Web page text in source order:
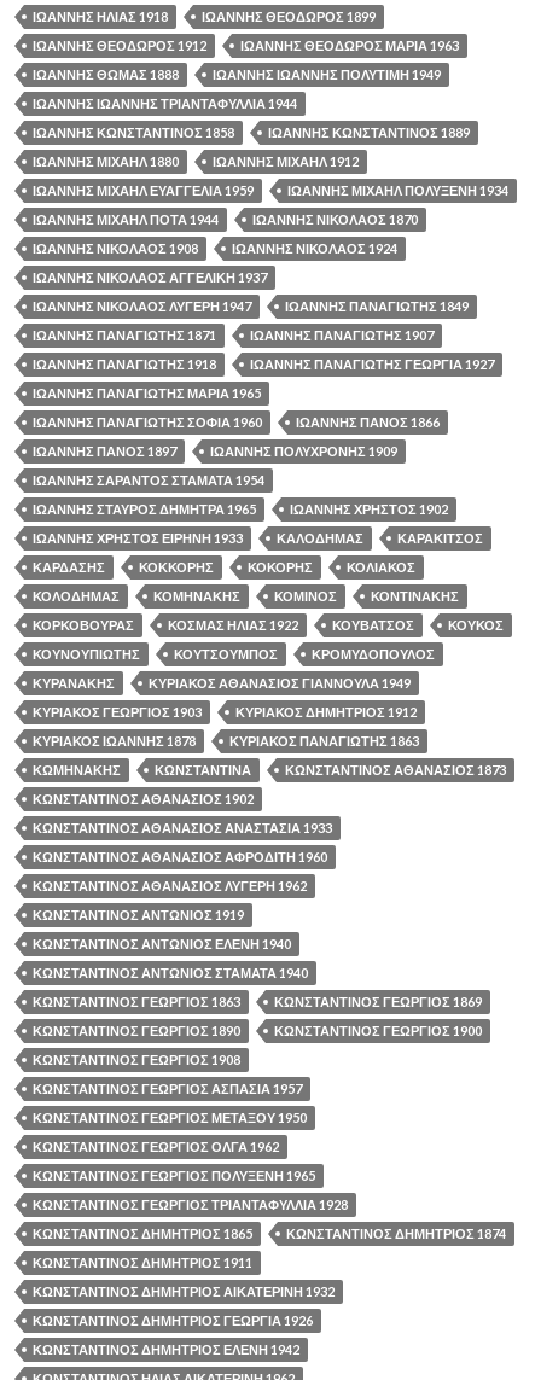
ΙΩΑΝΝΗΣ ΗΛΙΑΣ 1918
ΙΩΑΝΝΗΣ ΘΕΟΔΩΡΟΣ 1899
ΙΩΑΝΝΗΣ ΘΕΟΔΩΡΟΣ 1912
ΙΩΑΝΝΗΣ ΘΕΟΔΩΡΟΣ ΜΑΡΙΑ 1963
ΙΩΑΝΝΗΣ ΘΩΜΑΣ 1888
ΙΩΑΝΝΗΣ ΙΩΑΝΝΗΣ ΠΟΛΥΤΙΜΗ 1949
ΙΩΑΝΝΗΣ ΙΩΑΝΝΗΣ ΤΡΙΑΝΤΑΦΥΛΛΙΑ 1944
ΙΩΑΝΝΗΣ ΚΩΝΣΤΑΝΤΙΝΟΣ 1858
ΙΩΑΝΝΗΣ ΚΩΝΣΤΑΝΤΙΝΟΣ 1889
ΙΩΑΝΝΗΣ ΜΙΧΑΗΛ 1880
ΙΩΑΝΝΗΣ ΜΙΧΑΗΛ 1912
ΙΩΑΝΝΗΣ ΜΙΧΑΗΛ ΕΥΑΓΓΕΛΙΑ 1959
ΙΩΑΝΝΗΣ ΜΙΧΑΗΛ ΠΟΛΥΞΕΝΗ 1934
ΙΩΑΝΝΗΣ ΜΙΧΑΗΛ ΠΟΤΑ 1944
ΙΩΑΝΝΗΣ ΝΙΚΟΛΑΟΣ 1870
ΙΩΑΝΝΗΣ ΝΙΚΟΛΑΟΣ 1908
ΙΩΑΝΝΗΣ ΝΙΚΟΛΑΟΣ 1924
ΙΩΑΝΝΗΣ ΝΙΚΟΛΑΟΣ ΑΓΓΕΛΙΚΗ 1937
ΙΩΑΝΝΗΣ ΝΙΚΟΛΑΟΣ ΛΥΓΕΡΗ 1947
ΙΩΑΝΝΗΣ ΠΑΝΑΓΙΩΤΗΣ 1849
ΙΩΑΝΝΗΣ ΠΑΝΑΓΙΩΤΗΣ 1871
ΙΩΑΝΝΗΣ ΠΑΝΑΓΙΩΤΗΣ 1907
ΙΩΑΝΝΗΣ ΠΑΝΑΓΙΩΤΗΣ 1918
ΙΩΑΝΝΗΣ ΠΑΝΑΓΙΩΤΗΣ ΓΕΩΡΓΙΑ 1927
ΙΩΑΝΝΗΣ ΠΑΝΑΓΙΩΤΗΣ ΜΑΡΙΑ 1965
ΙΩΑΝΝΗΣ ΠΑΝΑΓΙΩΤΗΣ ΣΟΦΙΑ 1960
ΙΩΑΝΝΗΣ ΠΑΝΟΣ 1866
ΙΩΑΝΝΗΣ ΠΑΝΟΣ 1897
ΙΩΑΝΝΗΣ ΠΟΛΥΧΡΟΝΗΣ 1909
ΙΩΑΝΝΗΣ ΣΑΡΑΝΤΟΣ ΣΤΑΜΑΤΑ 1954
ΙΩΑΝΝΗΣ ΣΤΑΥΡΟΣ ΔΗΜΗΤΡΑ 1965
ΙΩΑΝΝΗΣ ΧΡΗΣΤΟΣ 1902
ΙΩΑΝΝΗΣ ΧΡΗΣΤΟΣ ΕΙΡΗΝΗ 1933
ΚΑΛΟΔΗΜΑΣ
ΚΑΡΑΚΙΤΣΟΣ
ΚΑΡΔΑΣΗΣ
ΚΟΚΚΟΡΗΣ ΚΟΚΟΡΗΣ
ΚΟΛΙΑΚΟΣ
ΚΟΛΟΔΗΜΑΣ
ΚΟΜΗΝΑΚΗΣ ΚΟΜΙΝΟΣ
ΚΟΝΤΙΝΑΚΗΣ
ΚΟΡΚΟΒΟΥΡΑΣ
ΚΟΣΜΑΣ ΗΛΙΑΣ 1922 ΚΟΥΒΑΤΣΟΣ
ΚΟΥΚΟΣ
ΚΟΥΝΟΥΠΙΩΤΗΣ
ΚΟΥΤΣΟΥΜΠΟΣ
ΚΡΟΜΥΔΟΠΟΥΛΟΣ
ΚΥΡΑΝΑΚΗΣ
ΚΥΡΙΑΚΟΣ ΑΘΑΝΑΣΙΟΣ ΓΙΑΝΝΟΥΛΑ 1949
ΚΥΡΙΑΚΟΣ ΓΕΩΡΓΙΟΣ 1903
ΚΥΡΙΑΚΟΣ ΔΗΜΗΤΡΙΟΣ 1912
ΚΥΡΙΑΚΟΣ ΙΩΑΝΝΗΣ 1878
ΚΥΡΙΑΚΟΣ ΠΑΝΑΓΙΩΤΗΣ 1863
ΚΩΜΗΝΑΚΗΣ
ΚΩΝΣΤΑΝΤΙΝΑ
ΚΩΝΣΤΑΝΤΙΝΟΣ ΑΘΑΝΑΣΙΟΣ 1873
ΚΩΝΣΤΑΝΤΙΝΟΣ ΑΘΑΝΑΣΙΟΣ 1902
ΚΩΝΣΤΑΝΤΙΝΟΣ ΑΘΑΝΑΣΙΟΣ ΑΝΑΣΤΑΣΙΑ 1933
ΚΩΝΣΤΑΝΤΙΝΟΣ ΑΘΑΝΑΣΙΟΣ ΑΦΡΟΔΙΤΗ 1960
ΚΩΝΣΤΑΝΤΙΝΟΣ ΑΘΑΝΑΣΙΟΣ ΛΥΓΕΡΗ 1962
ΚΩΝΣΤΑΝΤΙΝΟΣ ΑΝΤΩΝΙΟΣ 1919
ΚΩΝΣΤΑΝΤΙΝΟΣ ΑΝΤΩΝΙΟΣ ΕΛΕΝΗ 1940
ΚΩΝΣΤΑΝΤΙΝΟΣ ΑΝΤΩΝΙΟΣ ΣΤΑΜΑΤΑ 1940
ΚΩΝΣΤΑΝΤΙΝΟΣ ΓΕΩΡΓΙΟΣ 1863
ΚΩΝΣΤΑΝΤΙΝΟΣ ΓΕΩΡΓΙΟΣ 1869
ΚΩΝΣΤΑΝΤΙΝΟΣ ΓΕΩΡΓΙΟΣ 1890
ΚΩΝΣΤΑΝΤΙΝΟΣ ΓΕΩΡΓΙΟΣ 1900
ΚΩΝΣΤΑΝΤΙΝΟΣ ΓΕΩΡΓΙΟΣ 1908
ΚΩΝΣΤΑΝΤΙΝΟΣ ΓΕΩΡΓΙΟΣ ΑΣΠΑΣΙΑ 1957
ΚΩΝΣΤΑΝΤΙΝΟΣ ΓΕΩΡΓΙΟΣ ΜΕΤΑΞΟΥ 1950
ΚΩΝΣΤΑΝΤΙΝΟΣ ΓΕΩΡΓΙΟΣ ΟΛΓΑ 1962
ΚΩΝΣΤΑΝΤΙΝΟΣ ΓΕΩΡΓΙΟΣ ΠΟΛΥΞΕΝΗ 1965
ΚΩΝΣΤΑΝΤΙΝΟΣ ΓΕΩΡΓΙΟΣ ΤΡΙΑΝΤΑΦΥΛΛΙΑ 1928
ΚΩΝΣΤΑΝΤΙΝΟΣ ΔΗΜΗΤΡΙΟΣ 1865
ΚΩΝΣΤΑΝΤΙΝΟΣ ΔΗΜΗΤΡΙΟΣ 1874
ΚΩΝΣΤΑΝΤΙΝΟΣ ΔΗΜΗΤΡΙΟΣ 1911
ΚΩΝΣΤΑΝΤΙΝΟΣ ΔΗΜΗΤΡΙΟΣ ΑΙΚΑΤΕΡΙΝΗ 1932
ΚΩΝΣΤΑΝΤΙΝΟΣ ΔΗΜΗΤΡΙΟΣ ΓΕΩΡΓΙΑ 1926
ΚΩΝΣΤΑΝΤΙΝΟΣ ΔΗΜΗΤΡΙΟΣ ΕΛΕΝΗ 1942